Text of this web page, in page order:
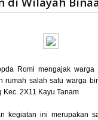
Romi mengajak warga
rumah salah satu warga
Kec. 2X11 Kayu Tanam
kegiatan ini merupakan